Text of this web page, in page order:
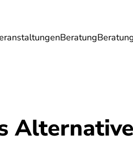
Beratung
Gesundheit